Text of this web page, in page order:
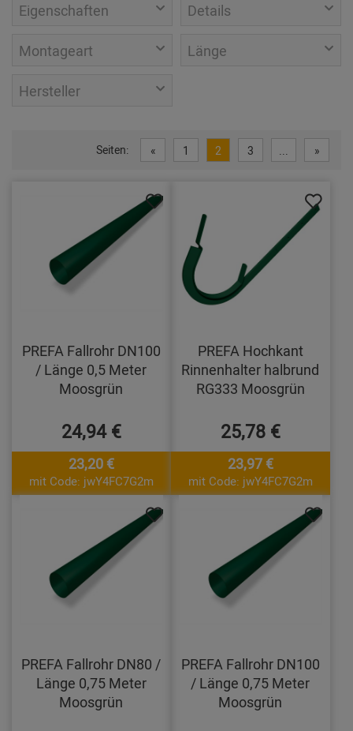
Eigenschaften Details
Montageart Länge
Hersteller
Seiten: « 1 2 3 ... »
PREFA Fallrohr DN100
/ Länge 0,5 Meter
Moosgrün
24,94 €
23,20 €
mit Code: jwY4FC7G2m
PREFA Hochkant
Rinnenhalter halbrund
RG333 Moosgrün
25,78 €
23,97 €
mit Code: jwY4FC7G2m
PREFA Fallrohr DN80 /
Länge 0,75 Meter
Moosgrün
PREFA Fallrohr DN100
/ Länge 0,75 Meter
Moosgrün